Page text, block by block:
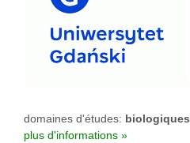
domaines d'études: biologiques
plus d'informations »